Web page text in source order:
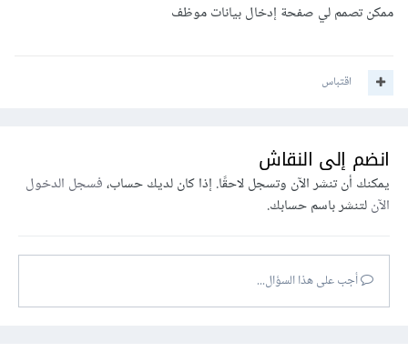
ممكن تصمم لي صفحة إدخال بيانات موظف
اقتباس
انضم إلى النقاش
يمكنك أن تنشر الآن وتسجل لاحقًا. إذا كان لديك حساب،فسجل الدخول
الآنلتنشر باسم حسابك.
أجب على هذا السؤال...